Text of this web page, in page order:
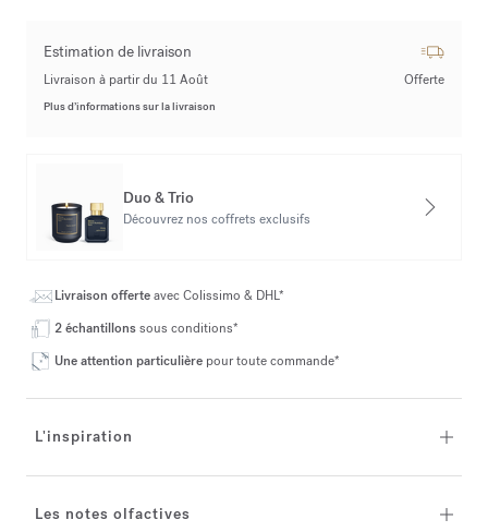
Estimation de livraison
Livraison à partir du 11 Août Offerte
Plus d’informations sur la livraison
Duo & Trio
Découvrez nos coffrets exclusifs
Livraison offerteavec Colissimo & DHL*
2 échantillonssous conditions*
Une attention particulière pour toute commande*
L'inspiration
Les notes olfactives